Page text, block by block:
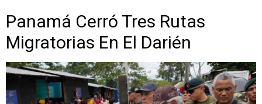
Panamá Cerró Tres Rutas
Migratorias En El Darién